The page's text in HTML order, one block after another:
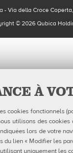
À
cookies fonctionnels
utilisons des
lors de votre
lien « Modifier les
uniquement les
- Via della Croce
© 2026 Qubica